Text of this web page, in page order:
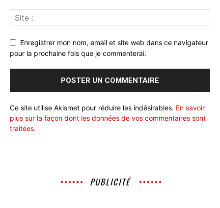
Enregistrer mon nom, email et site web dans ce navigateur
pour la prochaine fois que je commenterai.
Ce site utilise Akismet pour réduire les indésirables. En savoir
plus sur la façon dont les données de vos commentaires sont
traitées.
PUBLICITÉ